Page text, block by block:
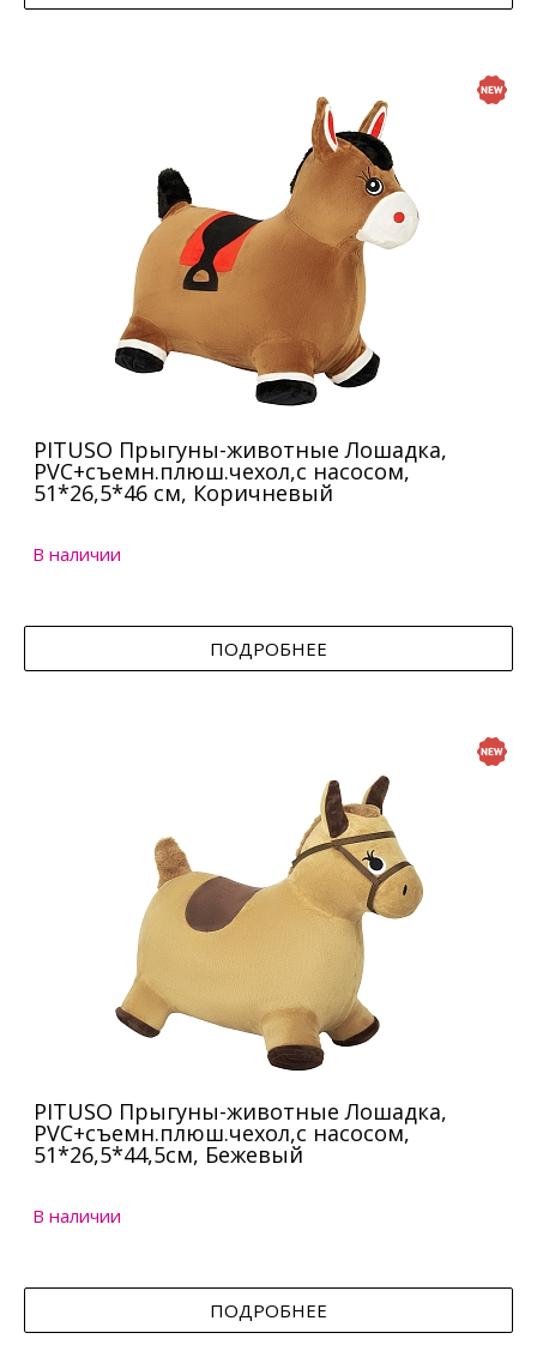
PITUSO Прыгуны-животные Лошадка,
PVC+съемн.плюш.чехол,с насосом,
51*26,5*46 см, Коричневый
В наличии
ПОДРОБНЕЕ
PITUSO Прыгуны-животные Лошадка,
PVC+съемн.плюш.чехол,с насосом,
51*26,5*44,5см, Бежевый
В наличии
ПОДРОБНЕЕ